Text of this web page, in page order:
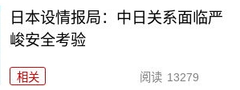
日本设情报局：中日关系面临严
峻安全考验
相关 阅读 13279